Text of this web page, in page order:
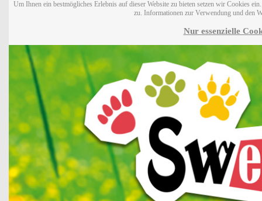
Um Ihnen ein bestmögliches Erlebnis auf dieser Website zu bieten setzen wir Cookies
zu. Informationen zur Verwendung und den
Nur essenzielle